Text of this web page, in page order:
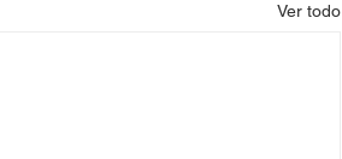
Ver todo